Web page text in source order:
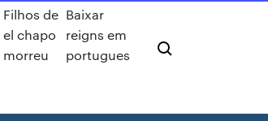
Filhos de
el chapo
morreu
Baixar
reigns em
portugues